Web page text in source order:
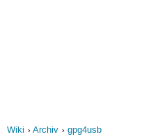
Wiki
Archiv gpg4usb